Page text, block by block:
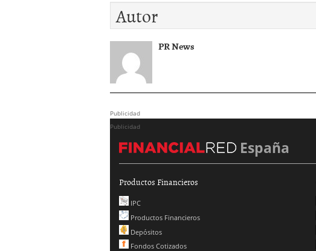
Autor
PR News
Publicidad
Publicidad
España
Productos Financieros
IPC
Productos Financieros
Depósitos
Fondos Cotizados